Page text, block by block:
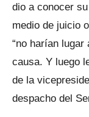
dio a conocer
medio de juicio
“no harían lugar
causa. Y luego
de la
despacho del